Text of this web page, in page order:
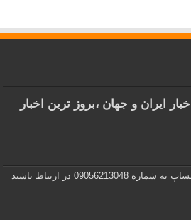
ایران و جهان ،بروز ترین اخبار
در ارتباط باشید